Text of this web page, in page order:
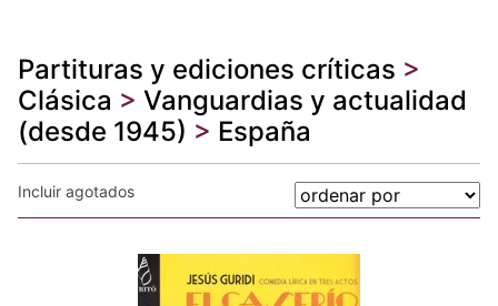
Partituras y ediciones críticas >
Clásica > Vanguardias y actualidad
(desde 1945) > España
Incluir agotados